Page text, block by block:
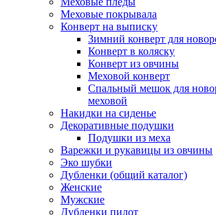
Меховые покрывала
Конверт на выписку
Зимний конверт для
Конверт в коляску
Конверт из овчины
Меховой конверт
Спальный мешок для
меховой
Накидки на сиденье
Декоративные подушки
Подушки из меха
Варежки и рукавицы из овчины
Эко шубки
Дубленки (общий каталог)
Женские
Мужские
Дубленки пилот